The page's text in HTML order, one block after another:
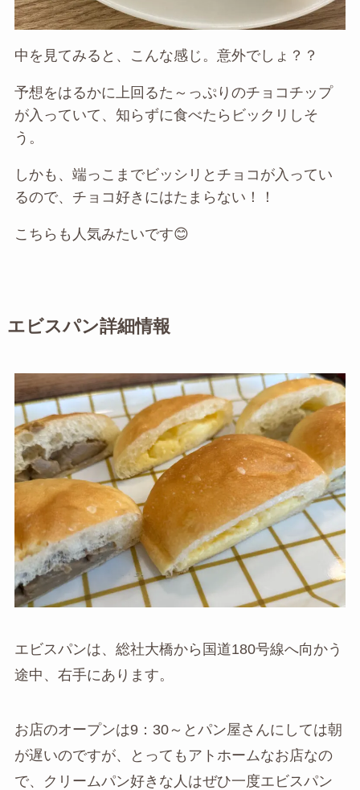
中を見てみると、こんな感じ。意外でしょ？？
予想をはるかに上回るた～っぷりのチョコチップ
が入っていて、知らずに食べたらビックリしそ
う。
しかも、端っこまでビッシリとチョコが入ってい
るので、チョコ好きにはたまらない！！
こちらも人気みたいです😊
エビスパン詳細情報
エビスパンは、総社大橋から国道180号線へ向かう
途中、右手にあります。
お店のオープンは9：30～とパン屋さんにしては朝
が遅いのですが、とってもアトホームなお店なの
で、クリームパン好きな人はぜひ一度エビスパン